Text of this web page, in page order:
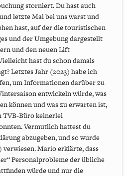
storniert. Du hast auch
letzte Mal bei uns warst und
hast, auf der die touristischen
und der Umgebung dargestellt
und den neuen Lift
hast du schon damals
Letztes Jahr (2023) habe ich
um Informationen darüber zu
entwickeln würde, was
können und was zu erwarten ist,
TVB-Büro keinerlei
Vermutlich hattest du
abzugeben, und so wurde
Mario erklärte, dass
Personalprobleme der übliche
würde und nur die